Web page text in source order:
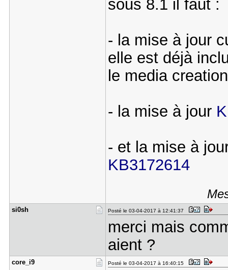
sous 8.1 il faut :
- la mise à jour
elle est déjà
le media
- la mise à jour
- et la mise à
KB3172614
si0sh Posté le 03-04-2017 à 12:41:37
merci mais
aient ?
core_i9 Posté le 03-04-2017 à 16:40:15